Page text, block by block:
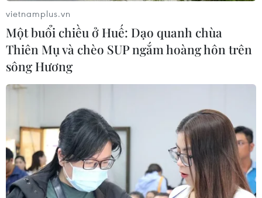
vietnamplus.vn
Một buổi chiều ở Huế: Dạo quanh chùa
Thiên Mụ và chèo SUP ngắm hoàng hôn trên
sông Hương